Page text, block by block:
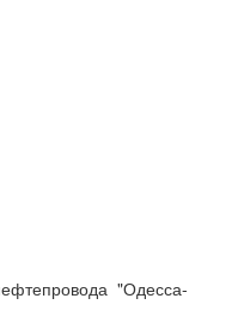
"Одесса-